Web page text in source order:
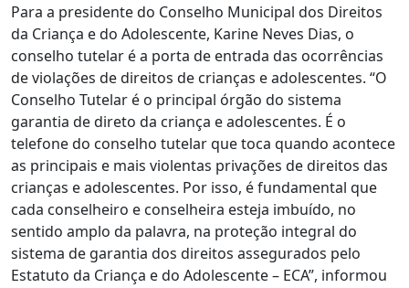
Para a presidente do Conselho Municipal dos Direitos
da Criança e do Adolescente, Karine Neves Dias, o
conselho tutelar é a porta de entrada das ocorrências
de violações de direitos de crianças e adolescentes. “O
Conselho Tutelar é o principal órgão do sistema
garantia de direto da criança e adolescentes. É o
telefone do conselho tutelar que toca quando acontece
as principais e mais violentas privações de direitos das
crianças e adolescentes. Por isso, é fundamental que
cada conselheiro e conselheira esteja imbuído, no
sentido amplo da palavra, na proteção integral do
sistema de garantia dos direitos assegurados pelo
Estatuto da Criança e do Adolescente – ECA”, informou